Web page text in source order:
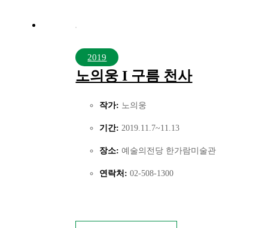
2019
노의웅 I 구름 천사
작가: 노의웅
기간: 2019.11.7~11.13
장소: 예술의전당 한가람미술관
연락처: 02-508-1300